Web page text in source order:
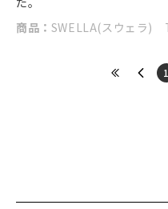
商品： SWELLA(スウェラ)
​1